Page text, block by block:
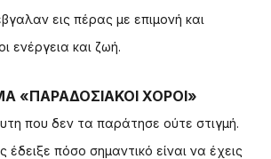
εις πέρας με επιμονή και
ενέργεια και ζωή.
«ΠΑΡΑΔΟΣΙΑΚΟΙ ΧΟΡΟΙ»
που δεν τα παράτησε ούτε στιγμή.
πόσο σημαντικό είναι να έχεις